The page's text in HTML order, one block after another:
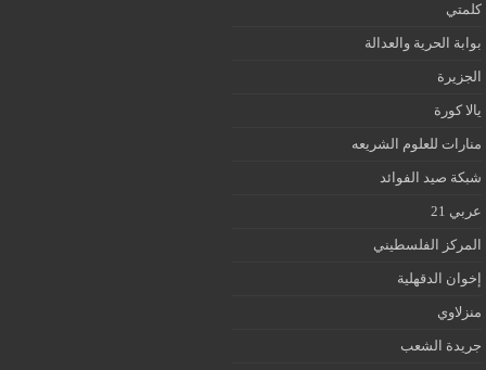
كلمتي
بوابة الحرية والعدالة
الجزيرة
يالا كورة
منارات للعلوم الشريعه
شبكة صيد الفوائد
عربي 21
المركز الفلسطيني
إخوان الدقهلية
منزلاوي
جريدة الشعب